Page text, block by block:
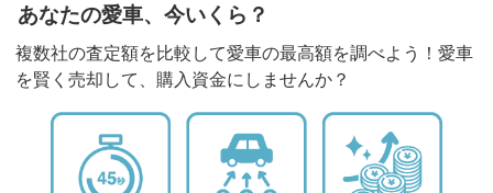
あなたの愛車、今いくら？
複数社の査定額を比較して愛車の最高額を調べよう！愛車
を賢く売却して、購入資金にしませんか？